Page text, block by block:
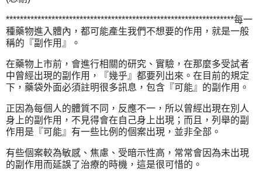
*****************************************************************每一
種藥物進入體內，都可能產生我們不想要的作用，就是一般
稱的『副作用』。
在藥物上市前，會進行相關的研究、實驗，在那麼多受試者
中曾經出現的副作用，『幾乎』都要列出來。在目前的規定
下，藥袋外面必須註明很多訊息，包含『可能』的副作用。
正因為每個人的體質不同，反應不一，所以曾經出現在別人
身上的副作用，不見得會在自己身上出現；而且，列舉的副
作用是『可能』有一些比例的個案出現，並非全部。
有些個案較為敏感、焦慮、受暗示性高，常常會因為未出現
的副作用而延誤了治療的時機，這是很可惜的。